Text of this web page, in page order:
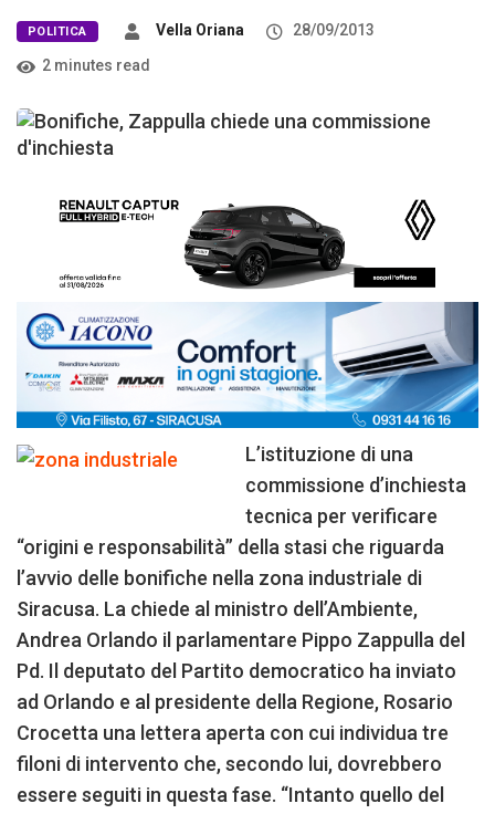
POLITICA Vella Oriana
28/09/2013
2 minutes read
L’istituzione di una
commissione d’inchiesta
tecnica per verificare
“origini e responsabilità” della stasi che riguarda
l’avvio delle bonifiche nella zona industriale di
Siracusa. La chiede al ministro dell’Ambiente,
Andrea Orlando il parlamentare Pippo Zappulla del
Pd. Il deputato del Partito democratico ha inviato
ad Orlando e al presidente della Regione, Rosario
Crocetta una lettera aperta con cui individua tre
filoni di intervento che, secondo lui, dovrebbero
essere seguiti in questa fase. “Intanto quello del